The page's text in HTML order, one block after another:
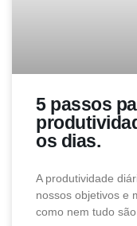
5 passos
os dias.
A produtividade
nossos objetivos e
como nem tudo